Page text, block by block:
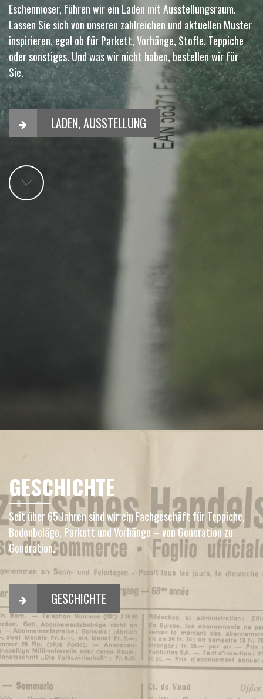
Eschenmoser, führen wir ein Laden mit Ausstellungsraum.
Lassen Sie sich von unseren zahlreichen und aktuellen Muster
inspirieren, egal ob für Parkett, Vorhänge, Stoffe, Teppiche
oder sonstiges. Und was wir nicht haben, bestellen wir für
Sie.
LADEN, AUSSTELLUNG
GESCHICHTE
Seit über 65 Jahren sind wir ein Fachgeschäft für Teppiche,
Bodenbeläge, Parkett und Vorhänge – von Generation zu
Generation.
GESCHICHTE